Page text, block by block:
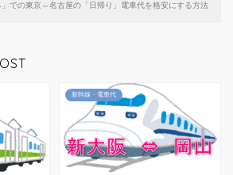
での東京⇔名古屋の「日帰り」電車代を格安にする方法
新幹線・電車代